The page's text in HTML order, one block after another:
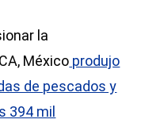
la
México produjo
de pescados y
394 mil